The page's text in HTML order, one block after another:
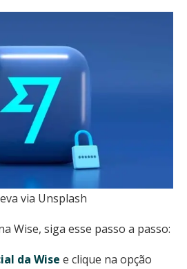
via Unsplash
Wise, siga esse passo a passo:
da Wise e clique na opção